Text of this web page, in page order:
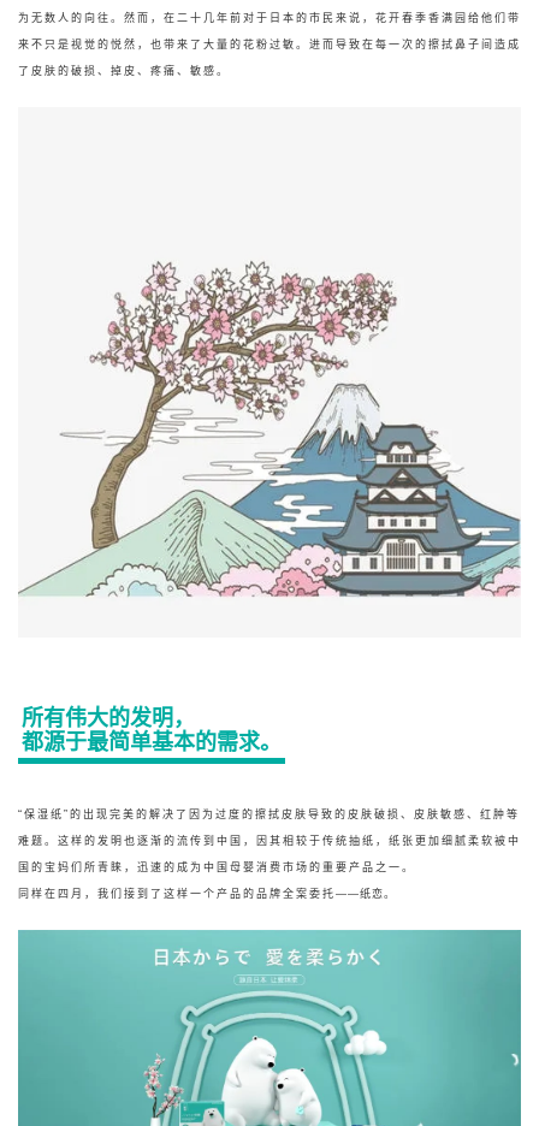
为无数人的向往。然而，在二十几年前对于日本的市民来说，花开春季香满园给他们带
来不只是视觉的悦然，也带来了大量的花粉过敏。进而导致在每一次的擦拭鼻子间造成
了皮肤的破损、掉皮、疼痛、敏感。
所有伟大的发明，
都源于最简单基本的需求。
“保湿纸”的出现完美的解决了因为过度的擦拭皮肤导致的皮肤破损、皮肤敏感、红肿等
难题。这样的发明也逐渐的流传到中国，因其相较于传统抽纸，纸张更加细腻柔软被中
国的宝妈们所青睐，迅速的成为中国母婴消费市场的重要产品之一。
同样在四月，我们接到了这样一个产品的品牌全案委托 ——纸恋。